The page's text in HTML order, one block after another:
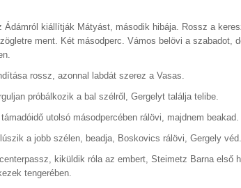
Ádámról kiállítják Mátyást, második hibája. Rossz a
ment. Két másodperc. Vámos belövi a szabadot,
rossz, azonnal labdát szerez a Vasas.
próbálkozik a bal szélről, Gergelyt találja telibe.
utolsó másodpercében rálövi, majdnem beakad.
a jobb szélen, beadja, Boskovics rálövi, Gergely véd.
kiküldik róla az embert, Steimetz Barna első
tengerében.